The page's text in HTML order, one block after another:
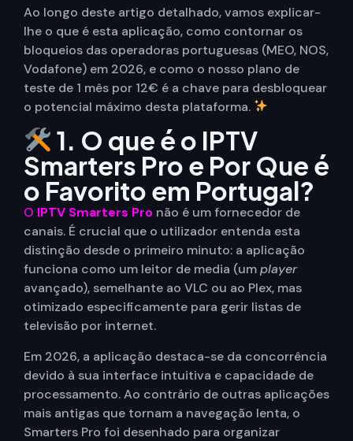
Ao longo deste artigo detalhado, vamos explicar-
lhe o que é esta aplicação, como contornar os
bloqueios das operadoras portuguesas (MEO, NOS,
Vodafone) em 2026, e como o nosso plano de
teste de 1 mês por 12€ é a chave para desbloquear
o potencial máximo desta plataforma.
1. O que é o IPTV
Smarters Pro e Por Que é
o Favorito em Portugal?
O IPTV Smarters Pro não é um fornecedor de
canais. É crucial que o utilizador entenda esta
distinção desde o primeiro minuto: a aplicação
funciona como um leitor de media (umplayer
avançado), semelhante ao VLC ou ao Plex, mas
otimizado especificamente para gerir listas de
televisão por internet.
Em 2026, a aplicação destaca-se da concorrência
devido à sua interface intuitiva e capacidade de
processamento. Ao contrário de outras aplicações
mais antigas que tornam a navegação lenta, o
Smarters Pro foi desenhado para organizar